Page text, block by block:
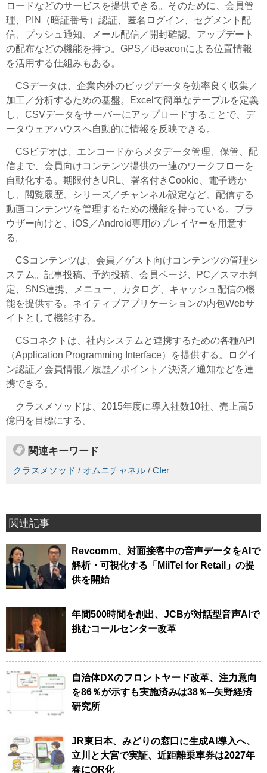
ロードなどのサービスを提供できる。そのために、会員管
理、PIN（暗証番号）認証、匿名ログイン、セグメント配
信、プッシュ通知、メール配信／開封確認、アップデート
の配布などの機能を持つ。GPS／iBeaconによる位置情報
を活用する仕組みもある。
CSデータは、企業内外のビッグデータを効率良く収集／
加工／分析するための基盤。Excelで簡単なテーブルを定義
し、CSVデータをサーバーにアップロードすることで、デ
ータウェアハウスへ自動的に情報を反映できる。
CSビデオは、エンコードからメタデータ管理、保管、配
信まで、会員向けコンテンツ提供の一連のワークフローを
自動化する。期限付きURL、署名付きCookie、電子透か
し、閲覧履歴、シリーズ／チャンネル設定など、配信する
動画コンテンツを管理するための機能を持っている。ブラ
ウザー向けと、iOS／Android専用のプレイヤーを用意す
る。
CSコンテンツは、会員／ゲスト向けコンテンツの管理シ
ステム。記事投稿、予約投稿、会員ページ、PC／スマホ判
定、SNS連携、メニュー、カタログ、キャッシュ配信の機
能を提供する。ネイティブアプリケーションの内包Webサ
イトとして機能する。
CSコネクトは、社内システムと連携するための各種API
（Application Programming Interface）を提供する。ログイ
ン認証／会員情報／履歴／ポイント／決済／通知などを連
携できる。
クラスメソッドは、2015年度に導入社数10社、売上高5
億円を目標にする。
関連キーワード
クラスメソッド / オムニチャネル / CIer
関連記事
Revcomm、対面接客中の音声データをAIで
解析・可視化する「MiiTel for Retail」の提
供を開始
年間500時間を創出、JCBが対話型音声AIで
挑むコールセンター改革
自治体DXのフロントヤード改革、注力意向
を86％が示すも実施済みは38％─矢野経済
研究所
JR東日本、みどりの窓口に生成AI導入へ、
立川と大宮で実証、近距離乗車券は2027年
春にQR化